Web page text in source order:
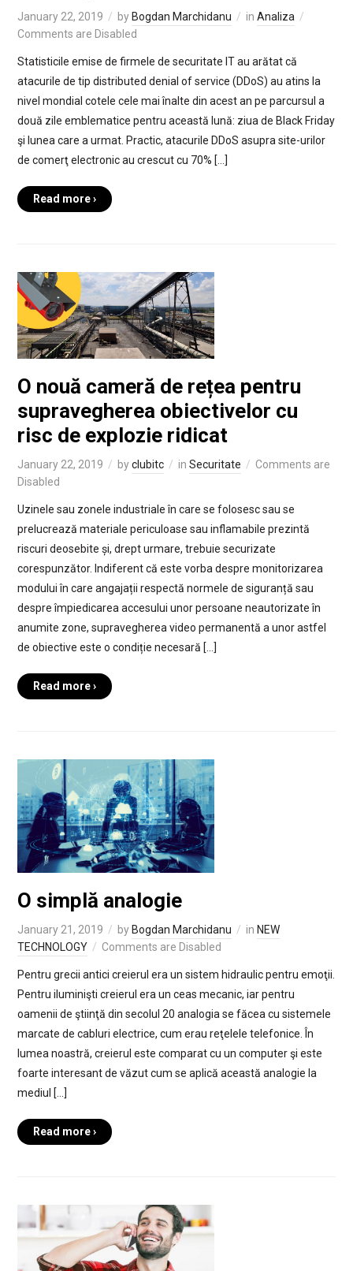
January 22, 2019 by Bogdan Marchidanu in Analiza
Comments are Disabled
Statisticile emise de firmele de securitate IT au arătat că
atacurile de tip distributed denial of service (DDoS) au atins la
nivel mondial cotele cele mai înalte din acest an pe parcursul a
două zile emblematice pentru această lună: ziua de Black Friday
şi lunea care a urmat. Practic, atacurile DDoS asupra site-urilor
de comerţ electronic au crescut cu 70% […]
Read more ›
O nouă cameră de rețea pentru
supravegherea obiectivelor cu
risc de explozie ridicat
January 22, 2019 byclubitc in Securitate
Comments are
Disabled
Uzinele sau zonele industriale în care se folosesc sau se
prelucrează materiale periculoase sau inflamabile prezintă
riscuri deosebite și, drept urmare, trebuie securizate
corespunzător. Indiferent că este vorba despre monitorizarea
modului în care angajații respectă normele de siguranță sau
despre împiedicarea accesului unor persoane neautorizate în
anumite zone, supravegherea video permanentă a unor astfel
de obiective este o condiție necesară […]
Read more ›
O simplă analogie
January 21, 2019 by Bogdan Marchidanu in NEW
TECHNOLOGY
Comments are Disabled
Pentru grecii antici creierul era un sistem hidraulic pentru emoţii.
Pentru iluminişti creierul era un ceas mecanic, iar pentru
oamenii de ştiinţă din secolul 20 analogia se făcea cu sistemele
marcate de cabluri electrice, cum erau reţelele telefonice. În
lumea noastră, creierul este comparat cu un computer şi este
foarte interesant de văzut cum se aplică această analogie la
mediul […]
Read more ›